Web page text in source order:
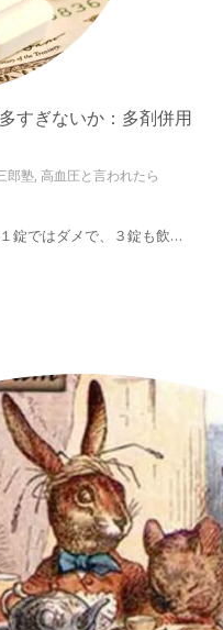
すぎないか：多剤併用
郎塾, 高血圧と言われたら
錠ではダメで、３錠も飲…